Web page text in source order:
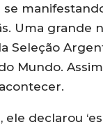
Uma grande
Seleção
Mundo.
declarou